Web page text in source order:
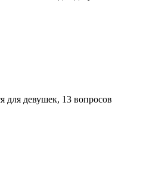
для девушек, 13 вопросов